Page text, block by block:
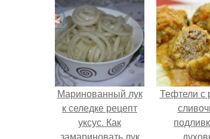
Маринованный лук
к селедке рецепт
уксус. Как
Тефтели с